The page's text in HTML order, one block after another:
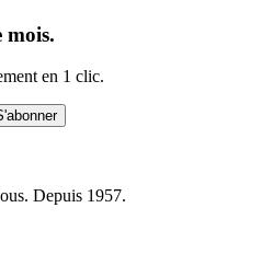
mois.
en 1 clic.
Depuis 1957.